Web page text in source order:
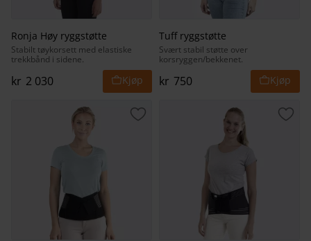
Ronja Høy ryggstøtte
Stabilt tøykorsett med elastiske
trekkbånd i sidene.
kr 2 030
Tuff ryggstøtte
Svært stabil støtte over
korsryggen/bekkenet.
kr 750
Lagre som favoritt